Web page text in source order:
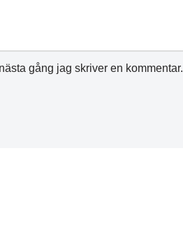
gång jag skriver en kommentar.